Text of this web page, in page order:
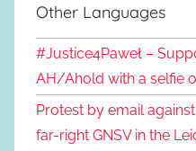
Other Languages
#Justice4Paweł –
AH/Ahold with a selfie
Protest by email
far-right GNSV in the